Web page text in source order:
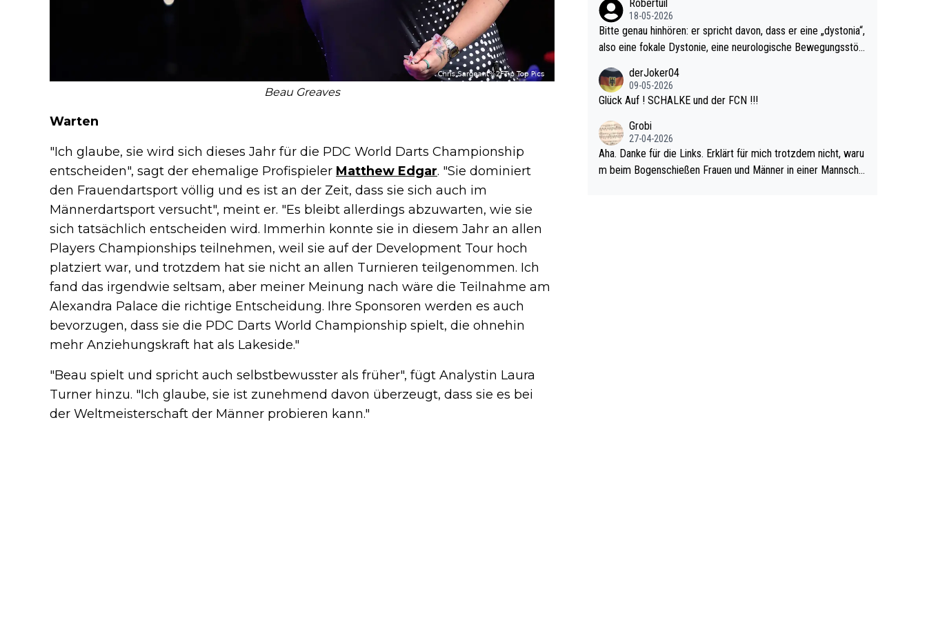
Beau Greaves
Warten
"Ich glaube, sie wird sich dieses Jahr für die PDC World Darts Championship
entscheiden", sagt der ehemalige Profispieler Matthew Edgar. "Sie dominiert
den Frauendartsport völlig und es ist an der Zeit, dass sie sich auch im
Männerdartsport versucht", meint er. "Es bleibt allerdings abzuwarten, wie sie
sich tatsächlich entscheiden wird. Immerhin konnte sie in diesem Jahr an allen
Players Championships teilnehmen, weil sie auf der Development Tour hoch
platziert war, und trotzdem hat sie nicht an allen Turnieren teilgenommen. Ich
fand das irgendwie seltsam, aber meiner Meinung nach wäre die Teilnahme am
Alexandra Palace die richtige Entscheidung. Ihre Sponsoren werden es auch
bevorzugen, dass sie die PDC Darts World Championship spielt, die ohnehin
mehr Anziehungskraft hat als Lakeside."
"Beau spielt und spricht auch selbstbewusster als früher", fügt Analystin Laura
Turner hinzu. "Ich glaube, sie ist zunehmend davon überzeugt, dass sie es bei
der Weltmeisterschaft der Männer probieren kann."
ehler! Robertuil
18-05-2026
Bitte genau hinhören: er spricht davon, dass er eine „dystonia“,
also eine fokale Dystonie, eine neurologische Bewegungsstör
werden, im Arm hat. Und, dass Medikamente ihm helfen! Ich gl
aube immer noch, dass sehr viele der Dartits-Fälle fälschlich p
d diese könnten teils wirksam behandelt werden! Dafür müsst
e man nur zum Neurologen und nicht zum Mentaltrainer gehe
derJoker04
09-05-2026
Glück Auf ! SCHALKE und der FCN !!!
Grobi
27-04-2026
Aha. Danke für die Links. Erklärt für mich trotzdem nicht, waru
m beim Bogenschießen Frauen und Männer in einer Mannscha